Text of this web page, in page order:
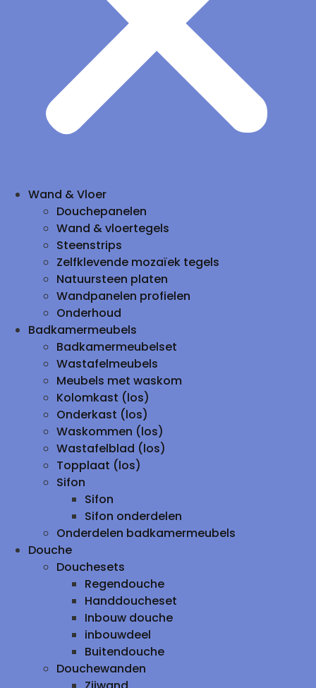
Wand & Vloer
Douchepanelen
Wand & vloertegels
Steenstrips
Zelfklevende mozaïek tegels
Natuursteen platen
Wandpanelen profielen
Onderhoud
Badkamermeubels
Badkamermeubelset
Wastafelmeubels
Meubels met waskom
Kolomkast (los)
Onderkast (los)
Waskommen (los)
Wastafelblad (los)
Topplaat (los)
Sifon
Sifon
Sifon onderdelen
Onderdelen badkamermeubels
Douche
Douchesets
Regendouche
Handdoucheset
Inbouw douche
inbouwdeel
Buitendouche
Douchewanden